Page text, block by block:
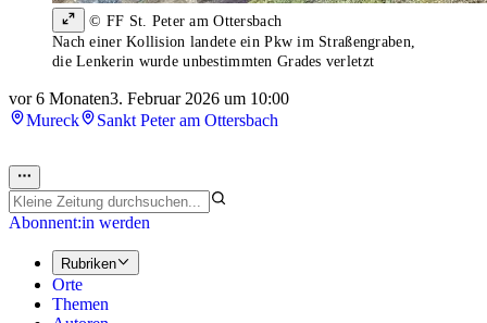
© FF St. Peter am Ottersbach
Nach einer Kollision landete ein Pkw im Straßengraben,
die Lenkerin wurde unbestimmten Grades verletzt
vor 6 Monaten3. Februar 2026 um 10:00
Mureck
Sankt Peter am Ottersbach
Abonnent:in werden
Rubriken
Orte
Themen